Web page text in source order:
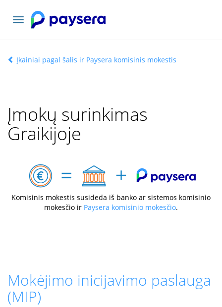
Toggle
navigation
Įkainiai pagal šalis ir Paysera komisinis mokestis
Įmokų surinkimas
Graikijoje
Komisinis mokestis susideda iš banko ar sistemos komisinio
mokesčio ir Paysera komisinio mokesčio.
Mokėjimo inicijavimo paslauga
(MIP)